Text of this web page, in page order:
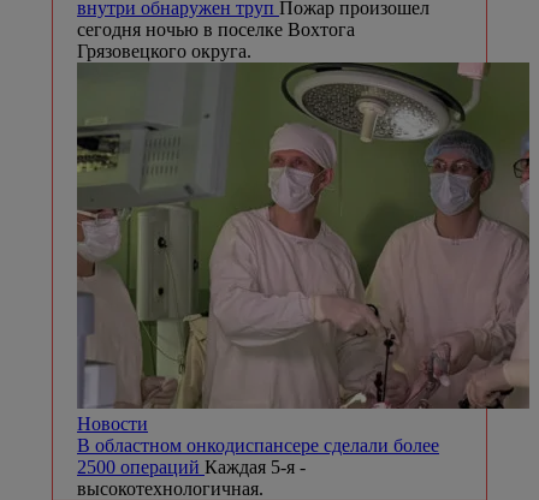
внутри обнаружен труп Пожар произошел
сегодня ночью в поселке Вохтога
Грязовецкого округа.
Новости
В областном онкодиспансере сделали более
2500 операций Каждая 5-я -
высокотехнологичная.